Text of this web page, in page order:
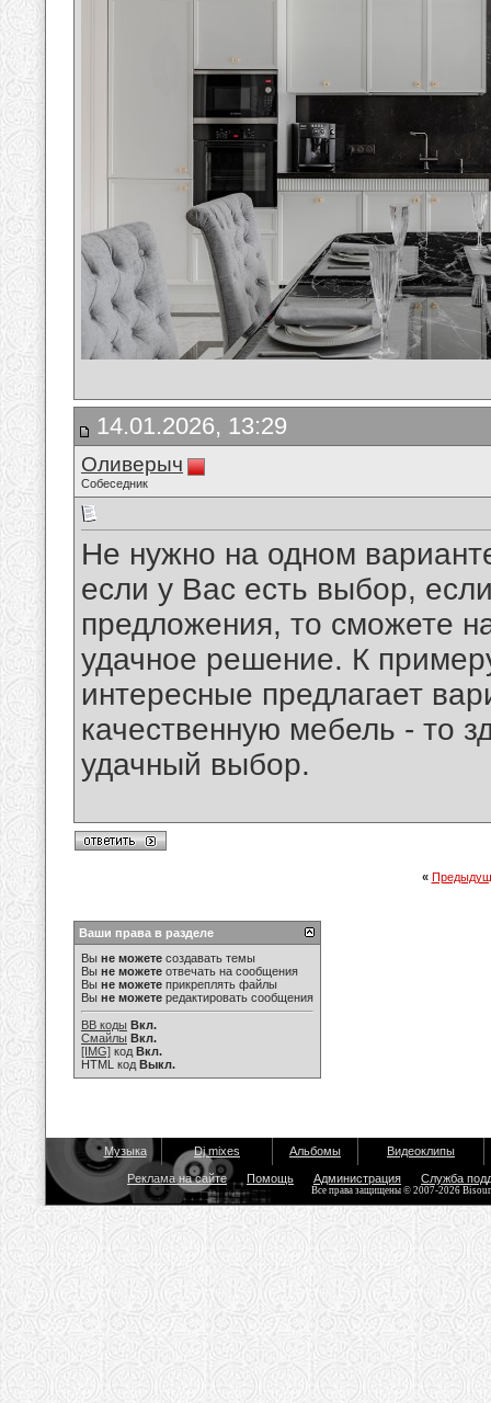
14.01.2026, 13:29
Оливерыч
Собеседник
Не нужно на одном
если у Вас есть выбор,
предложения, то сможете
удачное решение. К
интересные предлагает
качественную мебель - то
удачный выбор.
«
Ваши права в разделе
Вы не можете создавать темы
Вы не можете отвечать на сообщения
Вы не можете прикреплять файлы
Вы не можете редактировать сообщения
BB коды Вкл.
Смайлы Вкл.
[IMG] код Вкл.
HTML код Выкл.
Музыка Dj mixes Альбомы Видеоклипы
Реклама на сайте Помощь Администрация Служба
Все права защищены © 2007-2026